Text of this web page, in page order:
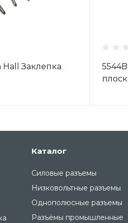
Hall Заклепка
Каталог
Силовые разъемы
Низковольтные разъемы
Однополюсные разъемы
Разъёмы промышленные